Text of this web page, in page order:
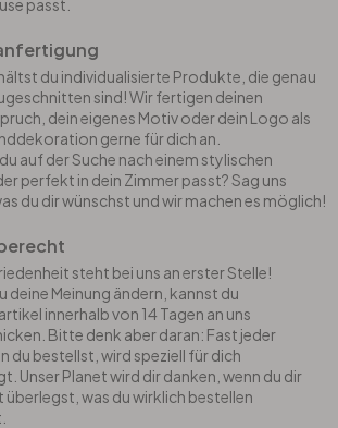
passt.
du individualisierte Produkte, die genau
sind! Wir fertigen deinen
dein eigenes Motiv oder dein Logo als
gerne für dich an.
auf der Suche nach einem stylischen
perfekt in dein Zimmer passt? Sag uns
du dir wünschst und wir machen es möglich!
steht bei uns an erster Stelle!
deine Meinung ändern, kannst du
innerhalb von 14 Tagen an uns
Bitte denk aber daran: Fast jeder
du bestellst, wird speziell für dich
Unser Planet wird dir danken, wenn du dir
überlegst, was du wirklich bestellen